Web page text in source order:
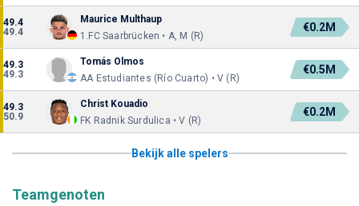
49.4
49.4
Maurice Multhaup
1.FC Saarbrücken • A, M (R)
€0.2M
49.3
49.3
Tomás Olmos
AA Estudiantes (Río Cuarto) • V (R)
€0.5M
49.3
50.9
Christ Kouadio
FK Radnik Surdulica • V (R)
€0.2M
Bekijk alle spelers
Teamgenoten